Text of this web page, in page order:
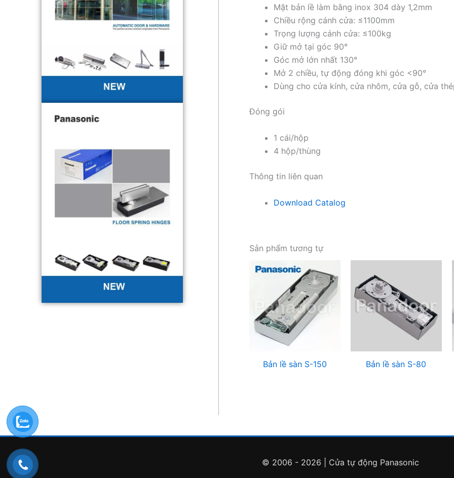
Mặt bản lề làm bằng inox 304 dày 1,2mm
Chiều rộng cánh cửa: ≤1100mm
Trọng lượng cánh cửa: ≤100kg
Giữ mở tại góc 90°
Góc mở lớn nhất 130°
Mở 2 chiều, tự động đóng khi góc <90°
Dùng cho cửa kính, cửa nhôm, cửa gỗ, cửa
Đóng gói
1 cái/hộp
4 hộp/thùng
Thông tin liên quan
Download Catalog
Sản phẩm tương tự
Bản lề sàn S-150 Bản lề sàn S-80
© 2006 - 2026 | Cửa tự động Panasonic